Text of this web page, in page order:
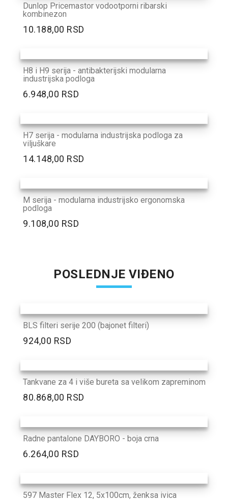
Dunlop Pricemastor vodootporni ribarski
kombinezon
10.188,00 RSD
H8 i H9 serija - antibakterijski modularna
industrijska podloga
6.948,00 RSD
H7 serija - modularna industrijska podloga za
viljuškare
14.148,00 RSD
M serija - modularna industrijsko ergonomska
podloga
9.108,00 RSD
POSLEDNJE VIĐENO
BLS filteri serije 200 (bajonet filteri)
924,00 RSD
Tankvane za 4 i više bureta sa velikom zapreminom
80.868,00 RSD
Radne pantalone DAYBORO - boja crna
6.264,00 RSD
597 Master Flex 12, 5x100cm, ženksa ivica